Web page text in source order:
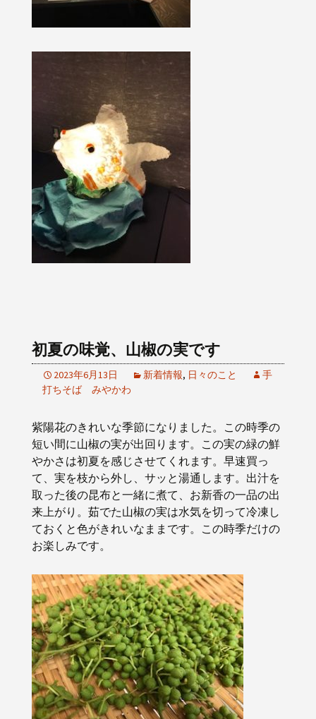
初夏の味覚、山椒の実です
2023年6月13日 新着情報, 日々のこと
手
打ちそば みやかわ
紫陽花のきれいな季節になりました。この時季の
短い間に山椒の実が出回ります。この実の緑の鮮
やかさは初夏を感じさせてくれます。早速買っ
て、実を枝から外し、サッと湯通します。出汁を
取った後の昆布と一緒に煮て、お新香の一品の出
来上がり。茹でた山椒の実は水気を切って冷凍し
ておくと色がきれいなままです。この時季だけの
お楽しみです。